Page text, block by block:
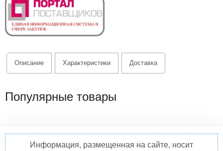
Описание Характеристики Доставка
Популярные товары
Информация, размещенная на сайте, носит